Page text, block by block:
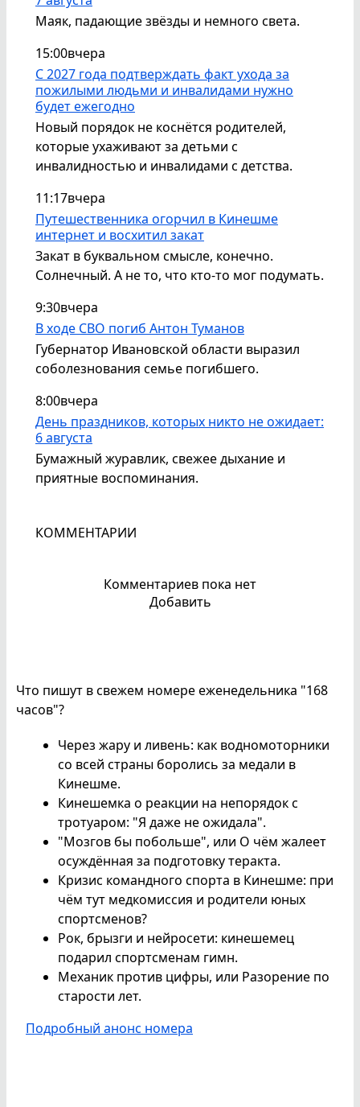
Маяк, падающие звёзды и немного света.
15:00вчера
С 2027 года подтверждать факт ухода за
пожилыми людьми и инвалидами нужно
будет ежегодно
Новый порядок не коснётся родителей,
которые ухаживают за детьми с
инвалидностью и инвалидами с детства.
11:17вчера
Путешественника огорчил в Кинешме
интернет и восхитил закат
Закат в буквальном смысле, конечно.
Солнечный. А не то, что кто-то мог подумать.
9:30вчера
В ходе СВО погиб Антон Туманов
Губернатор Ивановской области выразил
соболезнования семье погибшего.
8:00вчера
День праздников, которых никто не ожидает:
6 августа
Бумажный журавлик, свежее дыхание и
приятные воспоминания.
КОММЕНТАРИИ
Комментариев пока нет
Добавить
Что пишут в свежем номере еженедельника "168
часов"?
Через жару и ливень: как водномоторники
со всей страны боролись за медали в
Кинешме.
Кинешемка о реакции на непорядок с
тротуаром: "Я даже не ожидала".
"Мозгов бы побольше", или О чём жалеет
осуждённая за подготовку теракта.
Кризис командного спорта в Кинешме: при
чём тут медкомиссия и родители юных
спортсменов?
Рок, брызги и нейросети: кинешемец
подарил спортсменам гимн.
Механик против цифры, или Разорение по
старости лет.
Подробный анонс номера